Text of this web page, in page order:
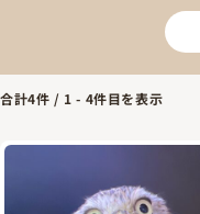
合計4件 / 1 - 4件目を表示